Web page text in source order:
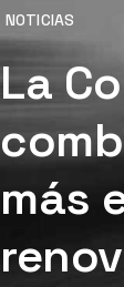
NOTICIAS
La
más